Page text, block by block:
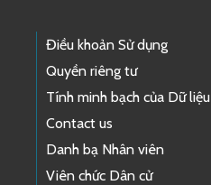
Điều khoản Sử dụng
Quyền riêng tư
Tính minh bạch của Dữ liệu
Contact us
Danh bạ Nhân viên
Viên chức Dân cử